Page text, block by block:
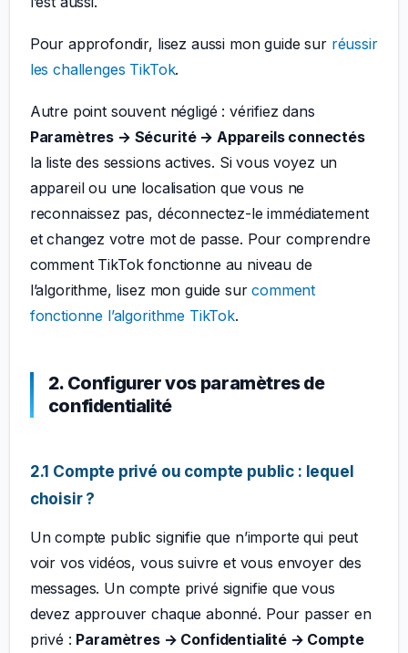
Pour approfondir, lisez aussi mon guide sur réussir
les challenges TikTok.
Autre point souvent négligé : vérifiez dans
Paramètres → Sécurité → Appareils connectés
la liste des sessions actives. Si vous voyez un
appareil ou une localisation que vous ne
reconnaissez pas, déconnectez-le immédiatement
et changez votre mot de passe. Pour comprendre
comment TikTok fonctionne au niveau de
l’algorithme, lisez mon guide surcomment
fonctionne l’algorithme TikTok.
2. Configurer vos paramètres de
confidentialité
2.1 Compte privé ou compte public : lequel
choisir ?
Un compte public signifie que n’importe qui peut
voir vos vidéos, vous suivre et vous envoyer des
messages. Un compte privé signifie que vous
devez approuver chaque abonné. Pour passer en
privé : Paramètres → Confidentialité → Compte